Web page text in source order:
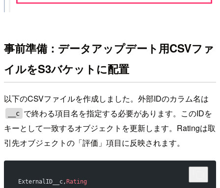
事前準備：データアップデート用CSVファ
イルをS3バケットに配置
以下のCSVファイルを作成しました。外部IDのカラム名は
__c で終わる項目名を指定する必要があります。このIDを
キーとして一致するオブジェクトを更新します。Ratingは取
引先オブジェクトの「評価」項目に反映されます。
ExternalID__c,Rating